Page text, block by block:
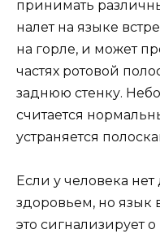
принимать
налет на языке
на горле, и может
частях ротовой
заднюю стенку.
считается
устраняется
Если у человека
здоровьем, но язык
это сигнализирует